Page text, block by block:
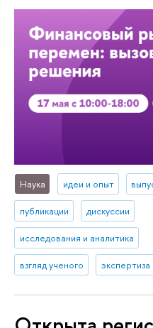
Наука идеи и опыт
публикации дискуссии
исследования и аналитика
взгляд ученого экспертиза